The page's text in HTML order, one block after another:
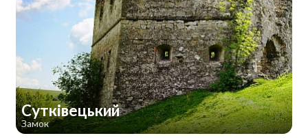
Сутківецький
Замок